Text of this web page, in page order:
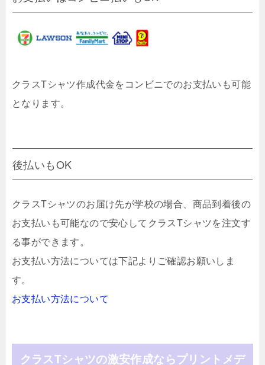
クラスTシャツ作成代金をコンビニでのお支払いも可能
となります。
後払いもOK
クラスTシャツのお届け先が学校の場合、商品到着後の
お支払いも可能なので安心してクラスTシャツを注文す
る事ができます。
お支払い方法については下記よりご確認お願いしま
す。
お支払い方法について
クラスTシャツの激安作成ならプリントメデ